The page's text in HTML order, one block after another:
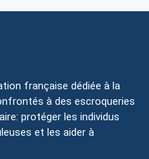
française dédiée à la
à des escroqueries
protéger les individus
et les aider à